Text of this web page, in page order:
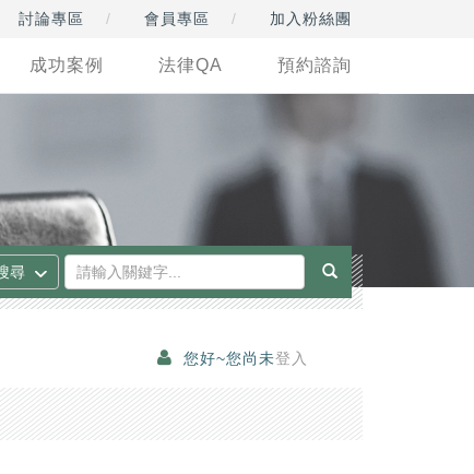
討論專區 會員專區 加入粉絲團
成功案例 法律QA 預約諮詢
您好~您尚未登入